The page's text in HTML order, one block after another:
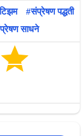
संप्रेषण पद्धती
साधने